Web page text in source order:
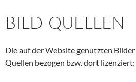
BILD-QUELLEN
Die auf der Website genutzten
Quellen bezogen bzw. dort lizenziert: